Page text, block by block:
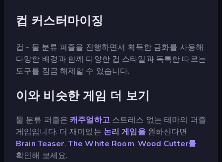
컵 커스터마이징
컵 - 물 분류 퍼즐을 진행하면서 획득한 금화를 사용해
다양한 배경과 함께 다양한 컵 스타일과 독특한 따르는
도구를 잠금 해제할 수 있습니다.
이와 비슷한 게임 더 보기
물 분류 퍼즐은캐주얼하고스트레스 없는 테마의 퍼즐
게임입니다. 더 재미있는 논리 게임을원하신다면
Brain Teaser, The White Room, Wood Cutter를
확인해 보세요.